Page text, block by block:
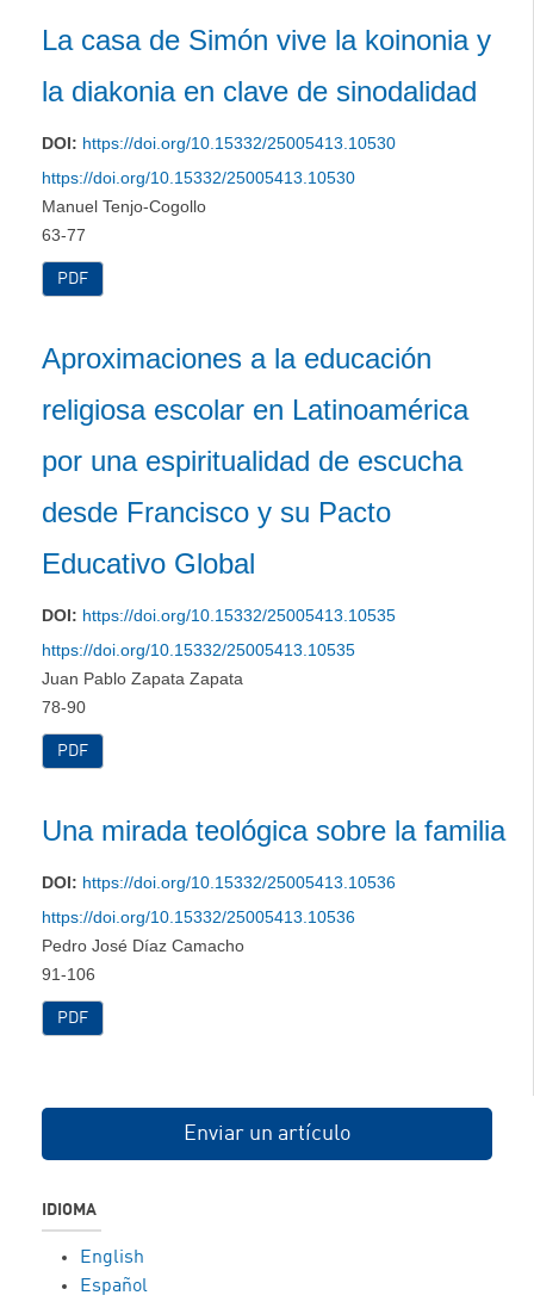
La casa de Simón vive la koinonia y
la diakonia en clave de sinodalidad
DOI: https://doi.org/10.15332/25005413.10530
https://doi.org/10.15332/25005413.10530
Manuel Tenjo-Cogollo
63-77
PDF
Aproximaciones a la educación
religiosa escolar en Latinoamérica
por una espiritualidad de escucha
desde Francisco y su Pacto
Educativo Global
DOI: https://doi.org/10.15332/25005413.10535
https://doi.org/10.15332/25005413.10535
Juan Pablo Zapata Zapata
78-90
PDF
Una mirada teológica sobre la familia
DOI: https://doi.org/10.15332/25005413.10536
https://doi.org/10.15332/25005413.10536
Pedro José Díaz Camacho
91-106
PDF
Enviar un artículo
IDIOMA
English
Español